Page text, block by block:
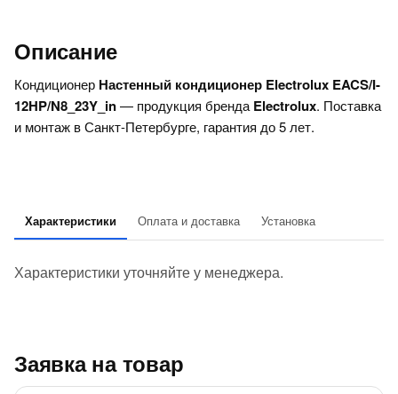
Описание
Кондиционер Настенный кондиционер Electrolux EACS/I-
12HP/N8_23Y_in— продукция бренда Electrolux. Поставка
и монтаж в Санкт-Петербурге, гарантия до 5 лет.
Характеристики Оплата и доставка Установка
Характеристики уточняйте у менеджера.
Заявка на товар